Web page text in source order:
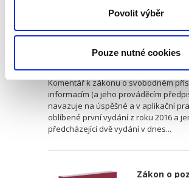
Povolit výběr
Pouze nutné cookies
Adam Furek,Lukáš Rothanzl,Jakub Míšek
3 190,00 Kč
Komentář k zákonu o svobodném
informacím (a jeho prováděcím
navazuje na úspěšné a v aplikační
oblíbené první vydání z roku 2016 a
předcházející dvě vydání v dnes...
Zákon o